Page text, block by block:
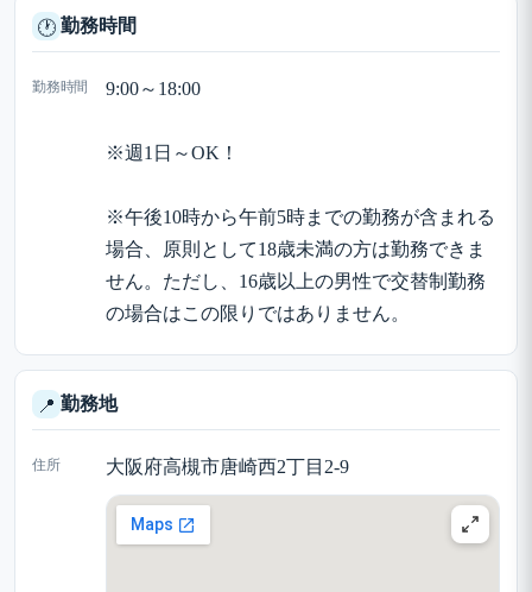
🕐 勤務時間
勤務時間 9:00～18:00
※週1日～OK！
※午後10時から午前5時までの勤務が含まれる
場合、原則として18歳未満の方は勤務できま
せん。ただし、16歳以上の男性で交替制勤務
の場合はこの限りではありません。
📍 勤務地
住所 大阪府高槻市唐崎西2丁目2-9